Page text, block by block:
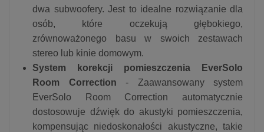
dwa subwoofery. Jest to idealne rozwiązanie dla
osób, które oczekują głębokiego,
zrównoważonego basu w swoich zestawach
stereo lub kinie domowym.
System korekcji pomieszczenia EverSolo
Room Correction - Zaawansowany system
EverSolo Room Correction automatycznie
dostosowuje dźwięk do akustyki pomieszczenia,
kompensując niedoskonałości akustyczne, takie